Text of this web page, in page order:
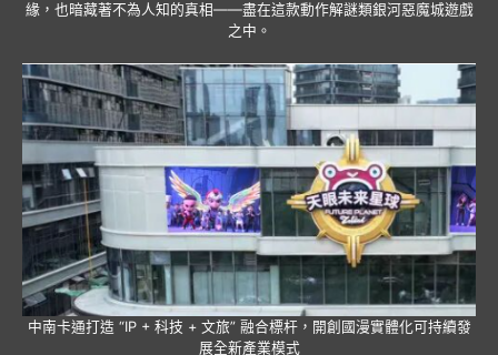
緣，也暗藏著不為人知的真相——盡在這款動作解謎類銀河惡魔城遊戲
之中。
中南卡通打造 “IP + 科技 + 文旅” 融合標杆，開創國漫實體化可持續發
展全新產業模式